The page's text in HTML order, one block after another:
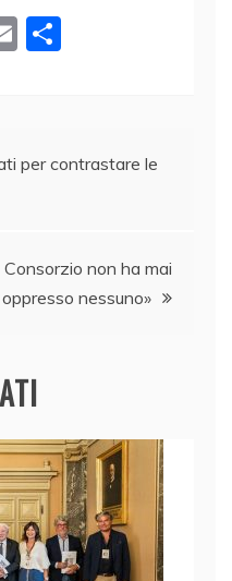
E
vi
per contrastare le
Consorzio non ha mai
oppresso nessuno»